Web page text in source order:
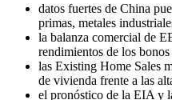
datos fuertes de China
primas, metales
la balanza comercial de
rendimientos de los
las Existing Home Sales
de vivienda frente a las
el pronóstico de la EIA y